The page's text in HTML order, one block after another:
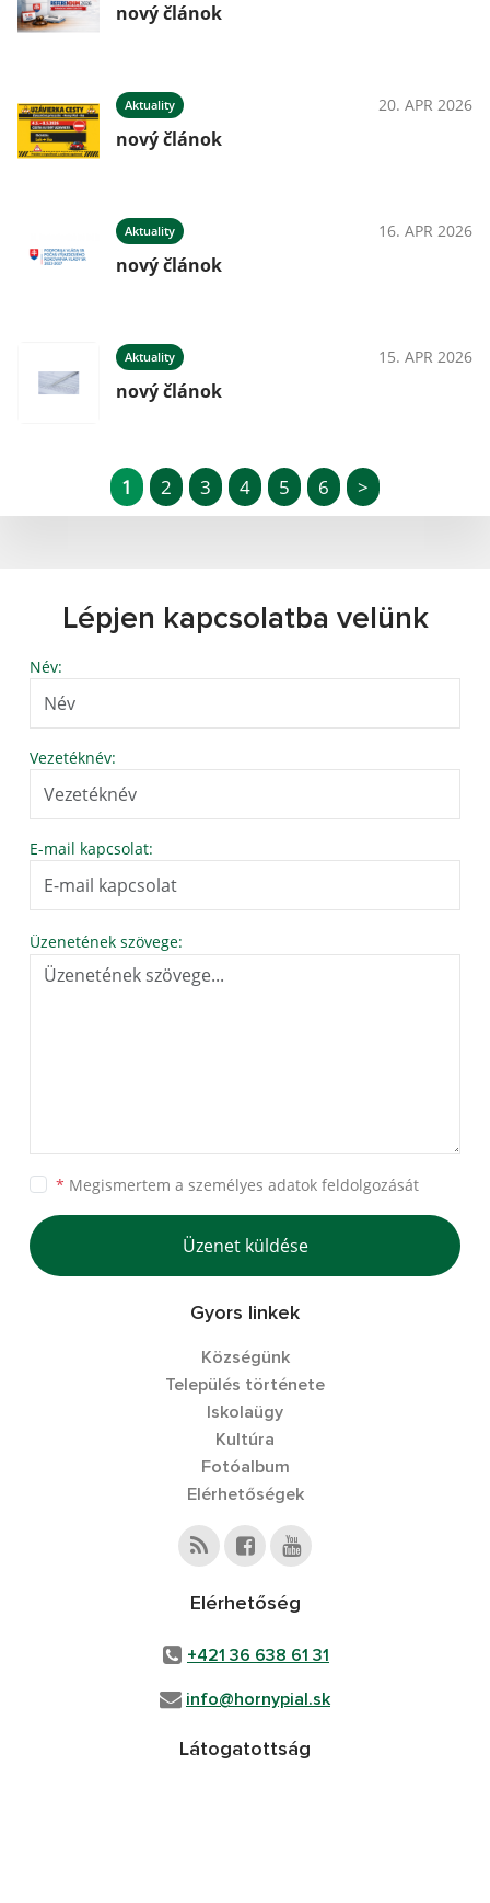
nový článok
Aktuality 20. APR 2026
nový článok
Aktuality 16. APR 2026
nový článok
Aktuality 15. APR 2026
nový článok
1 2 3 4 5 6 >
Lépjen kapcsolatba velünk
Név:
Vezetéknév:
E-mail kapcsolat:
Üzenetének szövege:
* Megismertem a személyes adatok feldolgozását
Üzenet küldése
Gyors linkek
Községünk
Település története
Iskolaügy
Kultúra
Fotóalbum
Elérhetőségek
Elérhetőség
+421 36 638 61 31
info@hornypial.sk
Látogatottság